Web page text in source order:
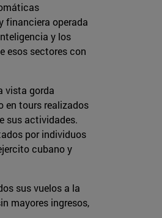
financiera operada
y los
esos sectores con
vista gorda
en tours realizados
sus actividades.
por individuos
cubano y
sus vuelos a la
mayores ingresos,